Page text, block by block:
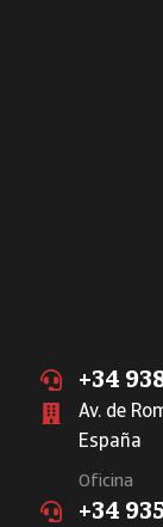
+34
Av. de
España
Oficina
+34